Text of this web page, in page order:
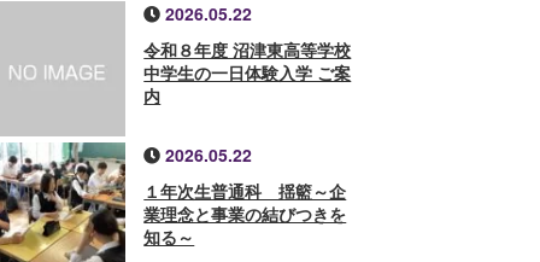
2026.05.22
令和８年度 沼津東高等学校
中学生の一日体験入学 ご案
内
2026.05.22
１年次生普通科 揺籃～企
業理念と事業の結びつきを
知る～